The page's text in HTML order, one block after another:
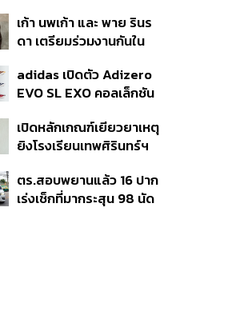
แม้ศาลสูงสุดเคยตัดสิน
คัดค้าน
เก้า นพเก้า และ พาย รินร
ดา เตรียมร่วมงานกันใน
Taste In Time’
adidas เปิดตัว Adizero
EVO SL EXO คอลเล็กชัน
Football
เปิดหลักเกณฑ์เยียวยาเหตุ
ยิงโรงเรียนเทพศิรินทร์ฯ
เจ็บสูงสุด 1 แสน เยียวยา
จิตใจ 5 ระดับ
ตร.สอบพยานแล้ว 16 ปาก
เร่งเช็กที่มากระสุน 98 นัด